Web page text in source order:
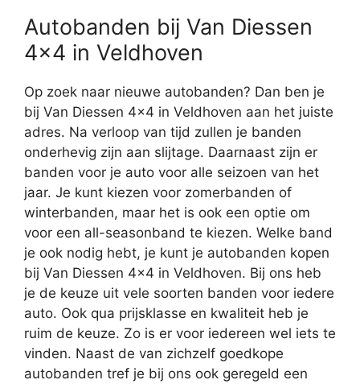
Autobanden bij Van Diessen
4×4 in Veldhoven
Op zoek naar nieuwe autobanden? Dan ben je
bij Van Diessen 4×4 in Veldhoven aan het juiste
adres. Na verloop van tijd zullen je banden
onderhevig zijn aan slijtage. Daarnaast zijn er
banden voor je auto voor alle seizoen van het
jaar. Je kunt kiezen voor zomerbanden of
winterbanden, maar het is ook een optie om
voor een all-seasonband te kiezen. Welke band
je ook nodig hebt, je kunt je autobanden kopen
bij Van Diessen 4×4 in Veldhoven. Bij ons heb
je de keuze uit vele soorten banden voor iedere
auto. Ook qua prijsklasse en kwaliteit heb je
ruim de keuze. Zo is er voor iedereen wel iets te
vinden. Naast de van zichzelf goedkope
autobanden tref je bij ons ook geregeld een